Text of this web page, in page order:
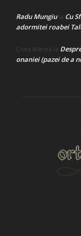
Radu Mungiula Cu
adormitei roabei
Crina Marina la
onaniei (pazei de a